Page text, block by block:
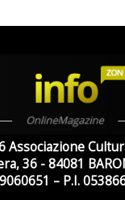
Associazione
36 - 84081
– P.I.